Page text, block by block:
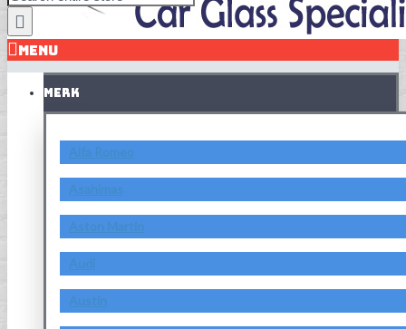
MENU
MERK
Alfa Romeo
Asahimas
Aston Martin
Audi
Austin